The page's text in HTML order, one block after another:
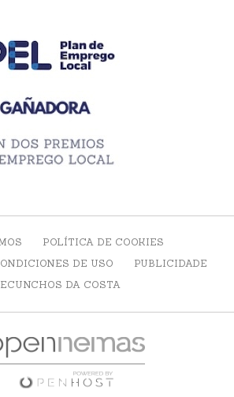
POLÍTICA DE COOKIES
DE USO
PUBLICIDADE
DA COSTA